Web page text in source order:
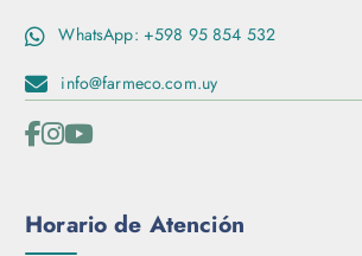
WhatsApp: +598 95 854 532
info@farmeco.com.uy
Horario de Atención